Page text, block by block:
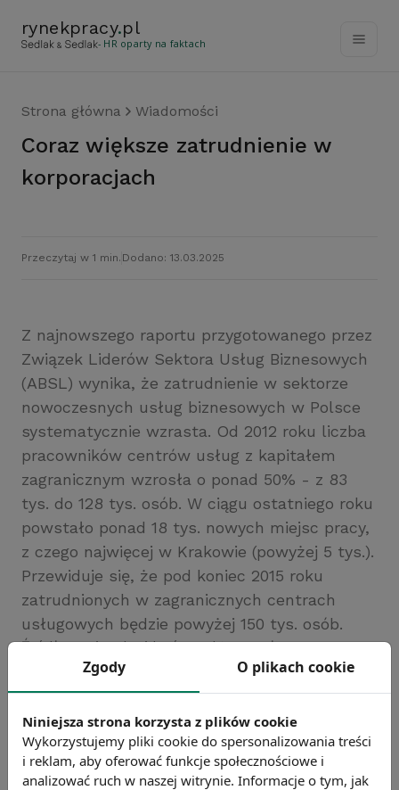
rynekpracy.pl
- HR oparty na faktach
Strona główna Wiadomości
Coraz większe zatrudnienie w
korporacjach
Przeczytaj w 1 min. Dodano: 13.03.2025
Z najnowszego raportu przygotowanego przez
Związek Liderów Sektora Usług Biznesowych
(ABSL) wynika, że zatrudnienie w sektorze
nowoczesnych usług biznesowych w Polsce
systematycznie wzrasta. Od 2012 roku liczba
pracowników centrów usług z kapitałem
zagranicznym wzrosła o ponad 50% - z 83
tys. do 128 tys. osób. W ciągu ostatniego roku
powstało ponad 18 tys. nowych miejsc pracy,
z czego najwięcej w Krakowie (powyżej 5 tys.).
Przewiduje się, że pod koniec 2015 roku
zatrudnionych w zagranicznych centrach
usługowych będzie powyżej 150 tys. osób.
Źródło: Związek Liderów Sektora Usług
Biznesowych
Chcesz wiedzieć więcej?
Zobacz więcej wiadomości
Zgody O plikach cookie
Niniejsza strona korzysta z plików cookie
Wykorzystujemy pliki cookie do spersonalizowania treści
i reklam, aby oferować funkcje społecznościowe i
analizować ruch w naszej witrynie. Informacje o tym, jak